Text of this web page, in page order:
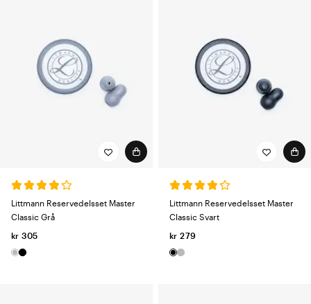
Littmann Reservedelsset Master
Classic Grå
kr 305
Littmann Reservedelsset Master
Classic Svart
kr 279